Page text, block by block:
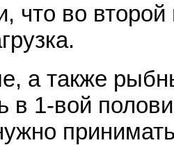
что во
а также
в 1-вой